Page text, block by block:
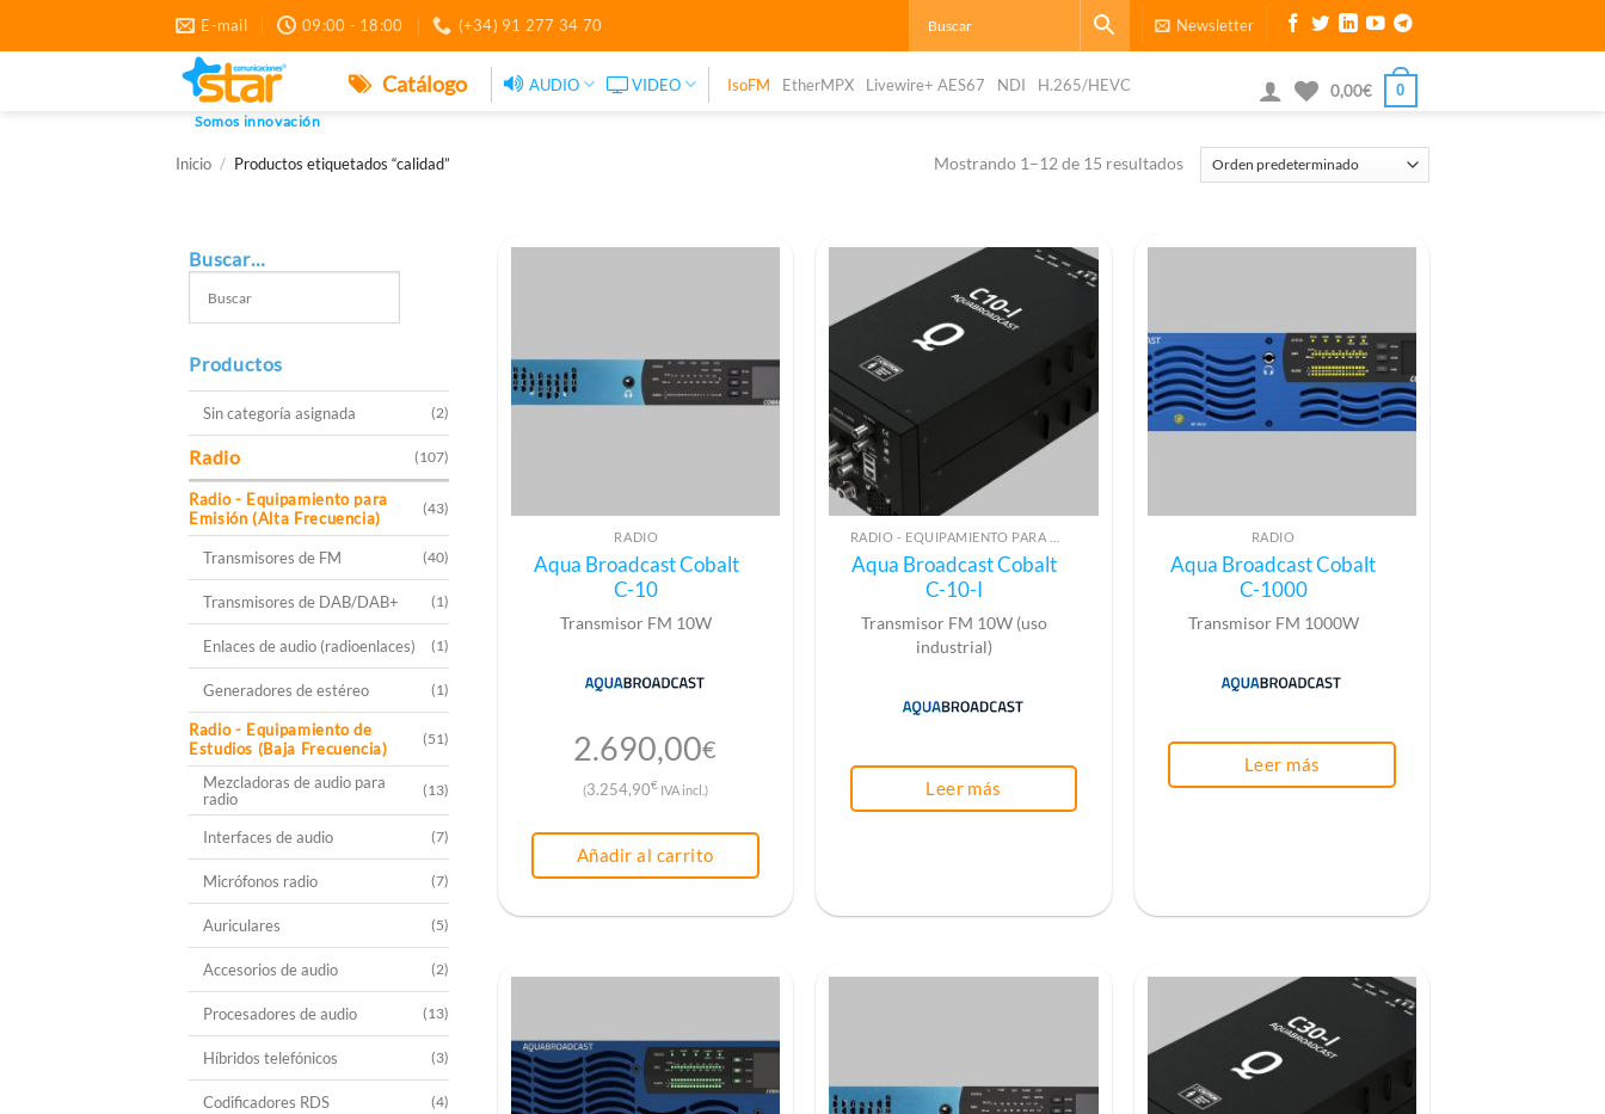
contenido
E-mail 09:00 - 18:00 (+34) 91 277 34 70 Newsletter
Somos innovación
Catálogo AUDIO VIDEO IsoFM EtherMPX Livewire+ AES67 NDI H.265/HEVC 0,00€ 0
Inicio / Productos etiquetados “calidad” Mostrando 1–12 de 15 resultados
Buscar…
Productos
Sin categoría asignada (2)
Radio (107)
Radio - Equipamiento para
Emisión (Alta Frecuencia)
(43)
Transmisores de FM (40)
Transmisores de DAB/DAB+ (1)
Enlaces de audio (radioenlaces) (1)
Generadores de estéreo (1)
Radio - Equipamiento de
Estudios (Baja Frecuencia)
(51)
Mezcladoras de audio para
radio
(13)
Interfaces de audio (7)
Micrófonos radio (7)
Auriculares (5)
Accesorios de audio (2)
Procesadores de audio (13)
Híbridos telefónicos (3)
Codificadores RDS (4)
RADIO
Aqua Broadcast Cobalt
C-10
Transmisor FM 10W
2.690,00€
(3.254,90€IVA incl.)
Añadir al carrito
Aqua Broadcast Cobalt
C-10-I
Transmisor FM 10W (uso
industrial)
Leer más
RADIO
Aqua Broadcast Cobalt
C-1000
Transmisor FM 1000W
Leer más